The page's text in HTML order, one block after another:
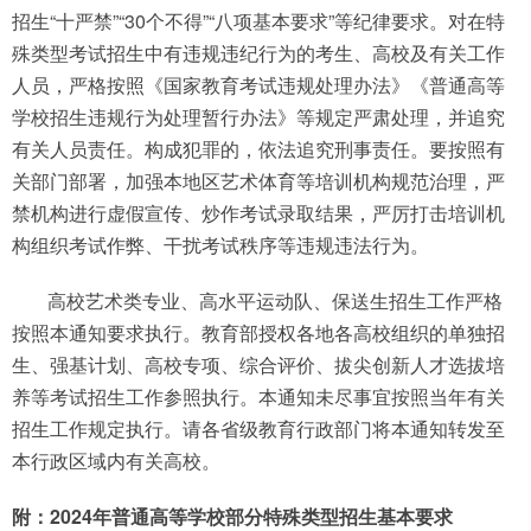
招生“十严禁”“30个不得”“八项基本要求”等纪律要求。对在特
殊类型考试招生中有违规违纪行为的考生、高校及有关工作
人员，严格按照《国家教育考试违规处理办法》《普通高等
学校招生违规行为处理暂行办法》等规定严肃处理，并追究
有关人员责任。构成犯罪的，依法追究刑事责任。要按照有
关部门部署，加强本地区艺术体育等培训机构规范治理，严
禁机构进行虚假宣传、炒作考试录取结果，严厉打击培训机
构组织考试作弊、干扰考试秩序等违规违法行为。
高校艺术类专业、高水平运动队、保送生招生工作严格
按照本通知要求执行。教育部授权各地各高校组织的单独招
生、强基计划、高校专项、综合评价、拔尖创新人才选拔培
养等考试招生工作参照执行。本通知未尽事宜按照当年有关
招生工作规定执行。请各省级教育行政部门将本通知转发至
本行政区域内有关高校。
附：2024年普通高等学校部分特殊类型招生基本要求